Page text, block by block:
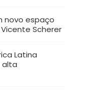
novo espaço
Scherer
Latina
alta